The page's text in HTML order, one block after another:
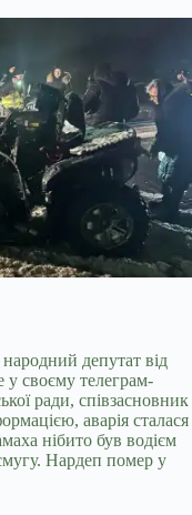
депутат від
своєму телеграм-
ради, співзасновник
аварія сталася
нібито був водієм
Нардеп помер у